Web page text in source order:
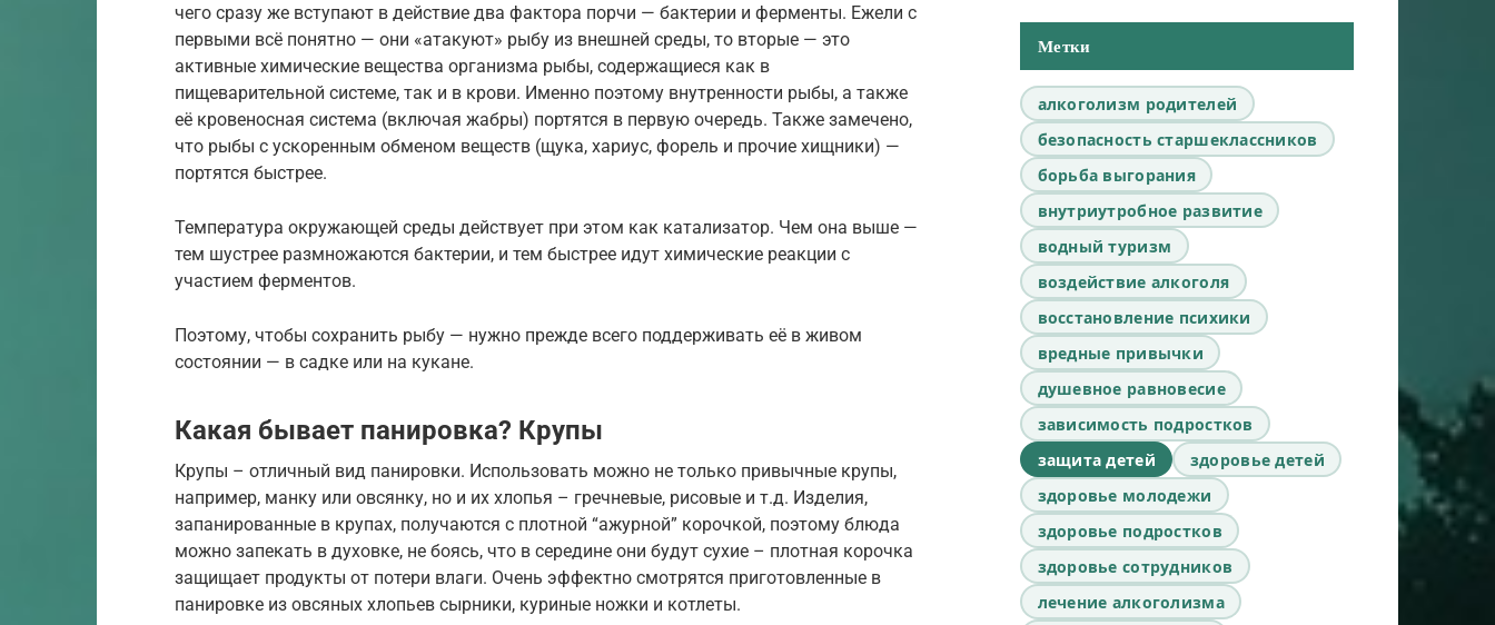
чего сразу же вступают в действие два фактора порчи — бактерии и ферменты. Ежели с
первыми всё понятно — они «атакуют» рыбу из внешней среды, то вторые — это
активные химические вещества организма рыбы, содержащиеся как в
пищеварительной системе, так и в крови. Именно поэтому внутренности рыбы, а также
её кровеносная система (включая жабры) портятся в первую очередь. Также замечено,
что рыбы с ускоренным обменом веществ (щука, хариус, форель и прочие хищники) —
портятся быстрее.
Температура окружающей среды действует при этом как катализатор. Чем она выше —
тем шустрее размножаются бактерии, и тем быстрее идут химические реакции с
участием ферментов.
Поэтому, чтобы сохранить рыбу — нужно прежде всего поддерживать её в живом
состоянии — в садке или на кукане.
Какая бывает панировка? Крупы
Крупы – отличный вид панировки. Использовать можно не только привычные крупы,
например, манку или овсянку, но и их хлопья – гречневые, рисовые и т.д. Изделия,
запанированные в крупах, получаются с плотной “ажурной” корочкой, поэтому блюда
можно запекать в духовке, не боясь, что в середине они будут сухие – плотная корочка
защищает продукты от потери влаги. Очень эффектно смотрятся приготовленные в
панировке из овсяных хлопьев сырники, куриные ножки и котлеты.
Метки
алкоголизм родителей
безопасность старшеклассников
борьба выгорания
внутриутробное развитие
водный туризм
воздействие алкоголя
восстановление психики
вредные привычки
душевное равновесие
зависимость подростков
защита детей
здоровье детей
здоровье молодежи
здоровье подростков
здоровье сотрудников
лечение алкоголизма